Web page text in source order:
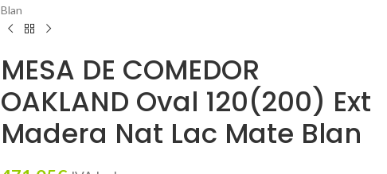
Blan
MESA DE COMEDOR
OAKLAND Oval 120(200) Ext
Madera Nat Lac Mate Blan